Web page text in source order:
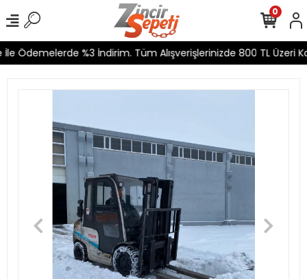
Ödemelerde %3 İndirim. Tüm Alışverişlerinizde 800 TL Üzeri
0